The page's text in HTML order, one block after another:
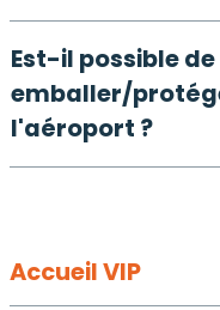
Est-il possible
emballer/
l'aéroport ?
Accueil VIP